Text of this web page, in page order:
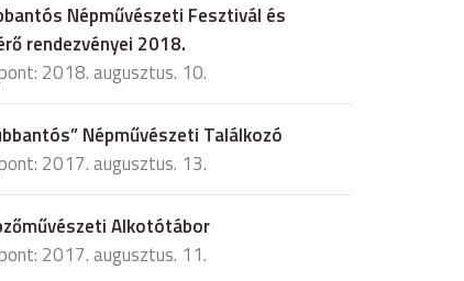
Népművészeti Fesztivál és
rendezvényei 2018.
2018. augusztus. 10.
Népművészeti Találkozó
2017. augusztus. 13.
Alkotótábor
2017. augusztus. 11.